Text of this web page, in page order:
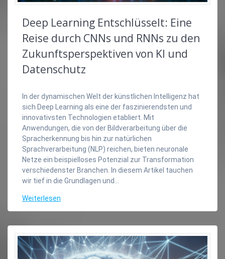
Deep Learning Entschlüsselt: Eine
Reise durch CNNs und RNNs zu den
Zukunftsperspektiven von KI und
Datenschutz
In der dynamischen Welt der künstlichen Intelligenz hat
sich Deep Learning als eine der faszinierendsten und
innovativsten Technologien etabliert. Mit
Anwendungen, die von der Bildverarbeitung über die
Spracherkennung bis hin zur natürlichen
Sprachverarbeitung (NLP) reichen, bieten neuronale
Netze ein beispielloses Potenzial zur Transformation
verschiedenster Branchen. In diesem Artikel tauchen
wir tief in die Grundlagen und…
Weiterlesen